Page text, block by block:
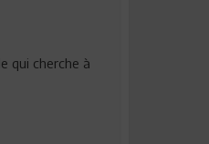
qui cherche à